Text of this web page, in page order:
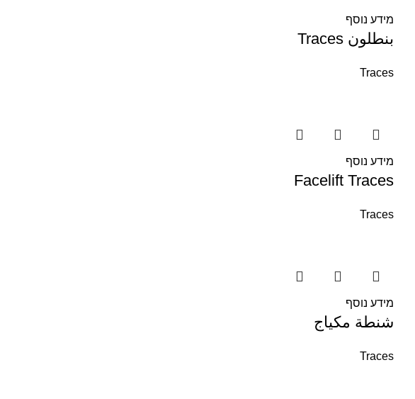
מידע נוסף
بنطلون Traces
Traces
מידע נוסף
Facelift Traces
Traces
מידע נוסף
شنطة مكياج
Traces